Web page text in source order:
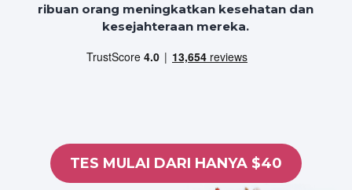
ribuan orang meningkatkan kesehatan dan
kesejahteraan mereka.
TES MULAI DARI HANYA $40